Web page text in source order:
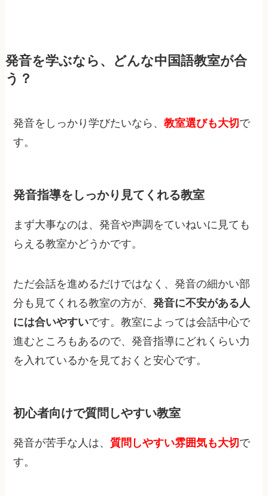
発音を学ぶなら、どんな中国語教室が合
う？
発音をしっかり学びたいなら、教室選びも大切で
す。
発音指導をしっかり見てくれる教室
まず大事なのは、発音や声調をていねいに見ても
らえる教室かどうかです。
ただ会話を進めるだけではなく、発音の細かい部
分も見てくれる教室の方が、発音に不安がある人
には合いやすいです。教室によっては会話中心で
進むところもあるので、発音指導にどれくらい力
を入れているかを見ておくと安心です。
初心者向けで質問しやすい教室
発音が苦手な人は、質問しやすい雰囲気も大切 で
す。